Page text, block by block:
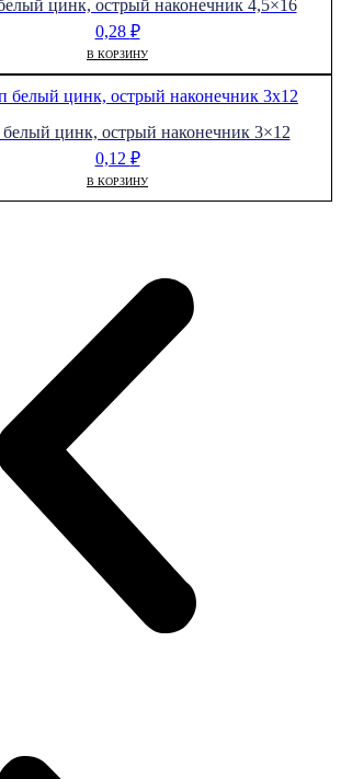
цинк, острый наконечник 4,5×16
0,28 ₽
В КОРЗИНУ
цинк, острый наконечник 3×12
0,12 ₽
В КОРЗИНУ